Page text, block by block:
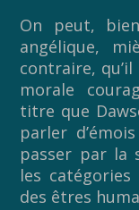
On peut,
angélique,
contraire, qu’il
morale
titre que
parler
passer par la
les
des êtres